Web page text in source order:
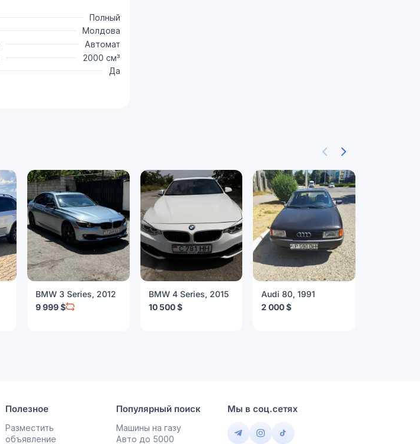
Полный
Молдова
Автомат
2000 см³
Да
BMW 3 Series, 2012
9 999 $
BMW 4 Series, 2015
10 500 $
Audi 80, 1991
2 000 $
Полезное
Разместить
объявление
Популярный поиск
Машины на газу
Авто до 5000
Мы в соц.сетях